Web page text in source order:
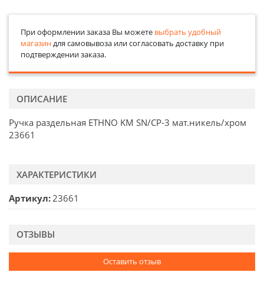
При оформлении заказа Вы можете выбрать удобный
магазиндля самовывоза или согласовать доставку при
подтверждении заказа.
ОПИСАНИЕ
Ручка раздельная ETHNO KM SN/CP-3 мат.никель/хром
23661
ХАРАКТЕРИСТИКИ
Артикул 23661
ОТЗЫВЫ
Оставить отзыв